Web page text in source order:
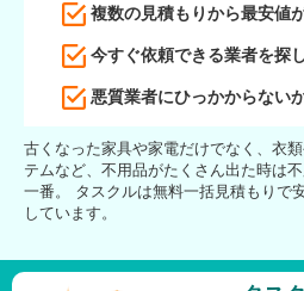
複数の見積もりから最安値
今すぐ依頼できる業者を探
悪質業者にひっかからない
古くなった家具や家電だけでなく、衣
テムなど、不用品がたくさん出た時は
一番。 タスクルは無料一括見積もりで
しています。